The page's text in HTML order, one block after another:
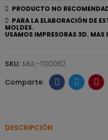
PRODUCTO NO
PARA LA ELABORACIÓN DE
MOLDES.
USAMOS IMPRESORAS 3D. MAS
SKU: MUL-T00062
DESCRIPCIÓN